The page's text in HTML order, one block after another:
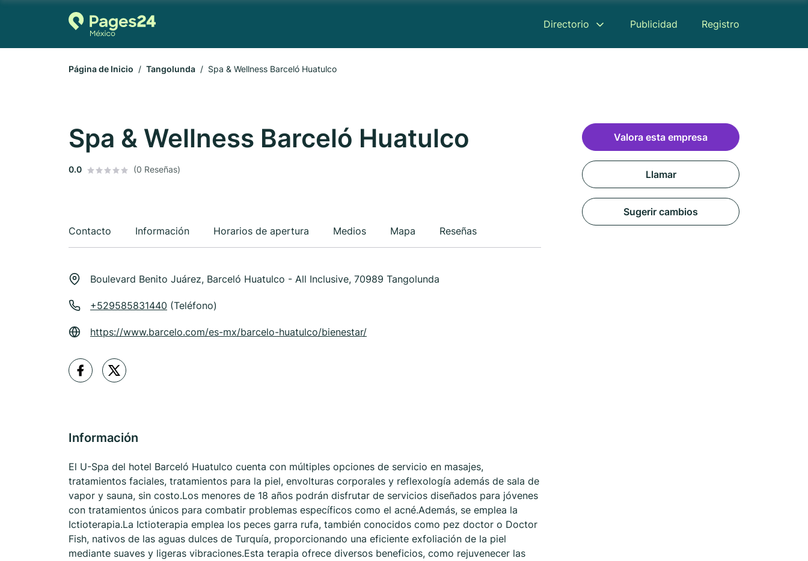
Directorio Publicidad Registro
Página de Inicio Tangolunda Spa & Wellness Barceló Huatulco
Spa & Wellness Barceló Huatulco
0.0 (0 Reseñas)
Contacto Información Horarios de apertura Medios Mapa Reseñas
Boulevard Benito Juárez, Barceló Huatulco - All Inclusive, 70989 Tangolunda
+529585831440 (Teléfono)
https://www.barcelo.com/es-mx/barcelo-huatulco/bienestar/
Información
El U-Spa del hotel Barceló Huatulco cuenta con múltiples opciones de servicio en masajes,
tratamientos faciales, tratamientos para la piel, envolturas corporales y reflexología además de sala de
vapor y sauna, sin costo.Los menores de 18 años podrán disfrutar de servicios diseñados para jóvenes
con tratamientos únicos para combatir problemas específicos como el acné.Además, se emplea la
Ictioterapia.La Ictioterapia emplea los peces garra rufa, también conocidos como pez doctor o Doctor
Fish, nativos de las aguas dulces de Turquía, proporcionando una eficiente exfoliación de la piel
mediante suaves y ligeras vibraciones.Esta terapia ofrece diversos beneficios, como rejuvenecer las
Valora esta empresa
Llamar
Sugerir cambios